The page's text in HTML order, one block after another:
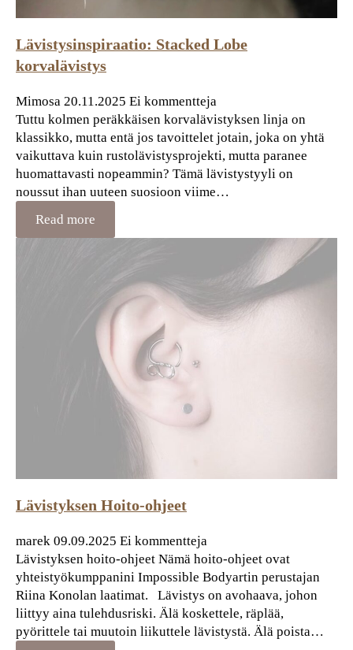
Lävistysinspiraatio: Stacked Lobe
korvalävistys
Mimosa 20.11.2025 Ei kommentteja
Tuttu kolmen peräkkäisen korvalävistyksen linja on
klassikko, mutta entä jos tavoittelet jotain, joka on yhtä
vaikuttava kuin rustolävistysprojekti, mutta paranee
huomattavasti nopeammin? Tämä lävistystyyli on
noussut ihan uuteen suosioon viime…
Read more
Lävistyksen Hoito-ohjeet
marek 09.09.2025 Ei kommentteja
Lävistyksen hoito-ohjeet Nämä hoito-ohjeet ovat
yhteistyökumppanini Impossible Bodyartin perustajan
Riina Konolan laatimat. Lävistys on avohaava, johon
liittyy aina tulehdusriski. Älä koskettele, räplää,
pyörittele tai muutoin liikuttele lävistystä. Älä poista…